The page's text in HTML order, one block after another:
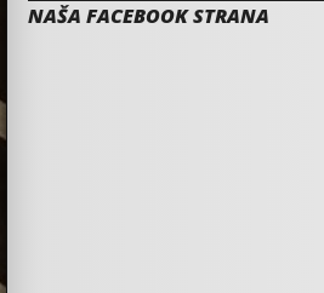
NAŠA FACEBOOK STRANA